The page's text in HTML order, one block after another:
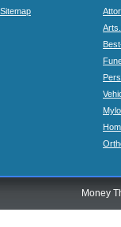
Sitemap
Money